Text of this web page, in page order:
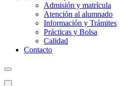
Admisión y matrícula
Atención al alumnado
Información y Trámites
Prácticas y Bolsa
Calidad
Contacto